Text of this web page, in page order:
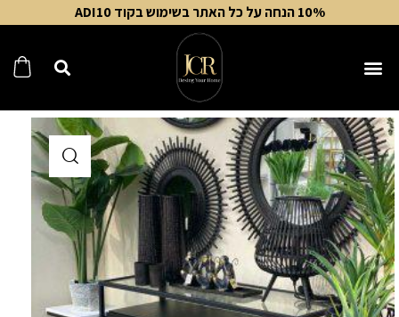
10% הנחה על כל האתר בשימוש בקוד ADI10